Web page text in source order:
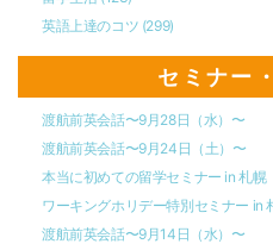
英語上達のコツ (299)
セミナー
渡航前英会話〜9月28日（水）〜
渡航前英会話〜9月24日（土）〜
本当に初めての留学セミナー in 札幌
ワーキングホリデー特別セミナー in
渡航前英会話〜9月14日（水）〜